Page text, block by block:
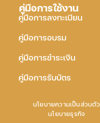
คู่มือการใช้งาน
คู่มือการลงทะเบียน
คู่มือการอบรม
คู่มือการชำระเงิน
คู่มือการรับบัตร
นโยบายความเป็นส่วนตัว
นโยบายธุรกิจ